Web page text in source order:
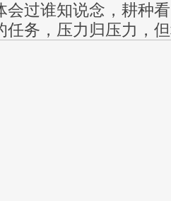
会过谁知说念，耕种
任务，压力归压力，